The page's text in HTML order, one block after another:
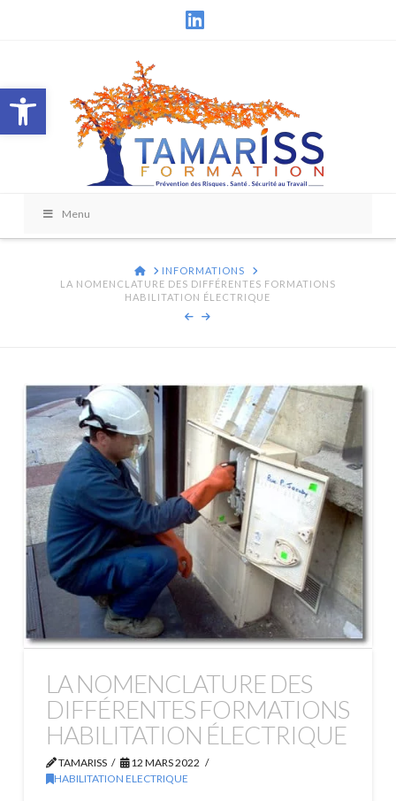
Ouvrir la barre d’outils
Menu
HOMEINFORMATIONS
LA NOMENCLATURE DES DIFFÉRENTES FORMATIONS
HABILITATION ÉLECTRIQUE
LA NOMENCLATURE DES
DIFFÉRENTES FORMATIONS
HABILITATION ÉLECTRIQUE
TAMARISS
12 MARS 2022
HABILITATION ELECTRIQUE